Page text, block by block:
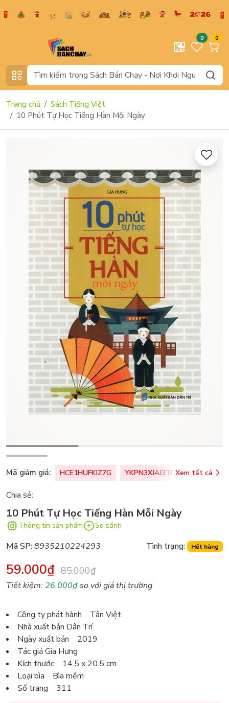
0 0
Trang chủ
Sách Tiếng Việt
10 Phút Tự Học Tiếng Hàn Mỗi Ngày
Mã giảm giá: HCE1HUFKIZ7G YKPN3XJAJ3TJ Xem tất cả
Chia sẻ:
10 Phút Tự Học Tiếng Hàn Mỗi Ngày
Thông tin sản phẩm So sánh
Mã SP:8935210224293 Tình trạng: Hết hàng
59.000₫ 85.000₫
Tiết kiệm: 26.000₫so với giá thị trường
Công ty phát hành Tân Việt
Nhà xuất bản Dân Trí
Ngày xuất bản 2019
Tác giả Gia Hưng
Kích thước 14.5 x 20.5 cm
Loại bìa Bìa mềm
Số trang 311